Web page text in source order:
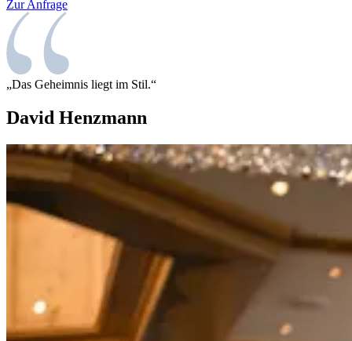
Zur Anfrage
„Das Geheimnis liegt im Stil.“
David Henzmann